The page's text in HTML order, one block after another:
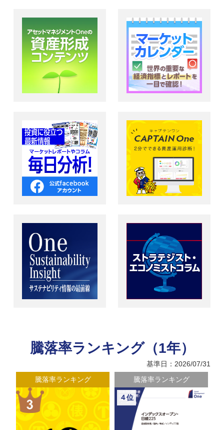
騰落率ランキング（1年）
基準日：2026/07/31
騰落率ランキング
騰落率ランキング
４位